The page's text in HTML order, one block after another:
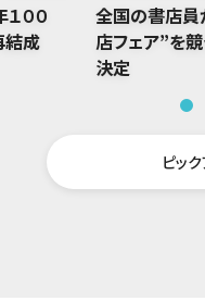
００
結成
全国の書店
店フェア”を
決定
ピッ